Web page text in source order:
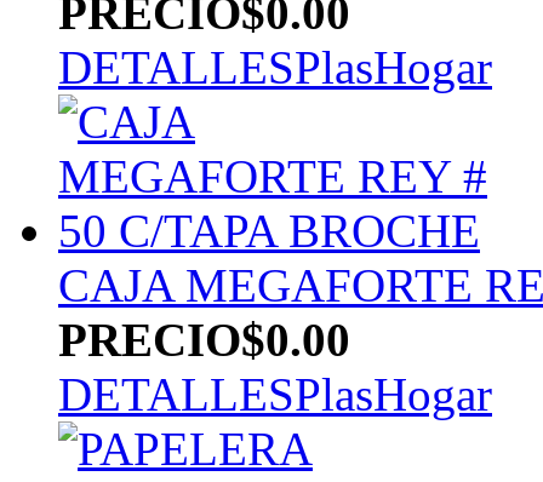
PRECIO$0.00
DETALLESPlasHogar
CAJA MEGAFORTE
PRECIO$0.00
DETALLESPlasHogar